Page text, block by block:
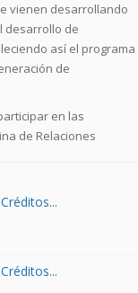
vienen desarrollando
desarrollo de
así el programa
de
en las
de Relaciones